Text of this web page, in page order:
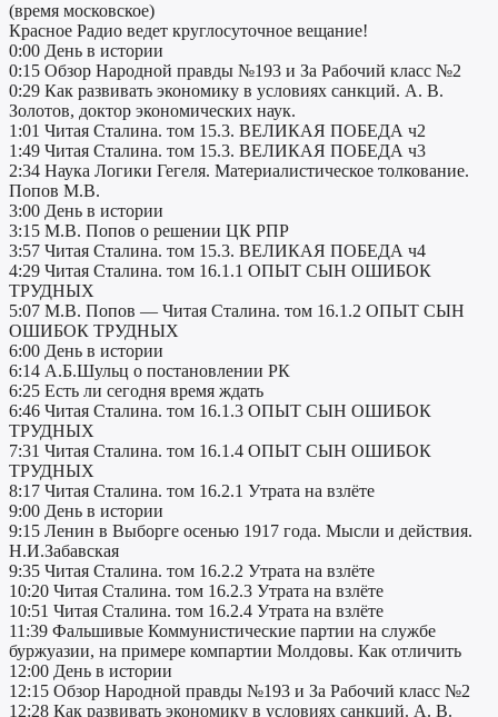
(время московское)
Красное Радио ведет круглосуточное вещание!
0:00 День в истории
0:15 Обзор Народной правды №193 и За Рабочий класс №2
0:29 Как развивать экономику в условиях санкций. А. В.
Золотов, доктор экономических наук.
1:01 Читая Сталина. том 15.3. ВЕЛИКАЯ ПОБЕДА ч2
1:49 Читая Сталина. том 15.3. ВЕЛИКАЯ ПОБЕДА ч3
2:34 Наука Логики Гегеля. Материалистическое толкование.
Попов М.В.
3:00 День в истории
3:15 М.В. Попов о решении ЦК РПР
3:57 Читая Сталина. том 15.3. ВЕЛИКАЯ ПОБЕДА ч4
4:29 Читая Сталина. том 16.1.1 ОПЫТ СЫН ОШИБОК
ТРУДНЫХ
5:07 М.В. Попов — Читая Сталина. том 16.1.2 ОПЫТ СЫН
ОШИБОК ТРУДНЫХ
6:00 День в истории
6:14 А.Б.Шульц о постановлении РК
6:25 Есть ли сегодня время ждать
6:46 Читая Сталина. том 16.1.3 ОПЫТ СЫН ОШИБОК
ТРУДНЫХ
7:31 Читая Сталина. том 16.1.4 ОПЫТ СЫН ОШИБОК
ТРУДНЫХ
8:17 Читая Сталина. том 16.2.1 Утрата на взлёте
9:00 День в истории
9:15 Ленин в Выборге осенью 1917 года. Мысли и действия.
Н.И.Забавская
9:35 Читая Сталина. том 16.2.2 Утрата на взлёте
10:20 Читая Сталина. том 16.2.3 Утрата на взлёте
10:51 Читая Сталина. том 16.2.4 Утрата на взлёте
11:39 Фальшивые Коммунистические партии на службе
буржуазии, на примере компартии Молдовы. Как отличить
12:00 День в истории
12:15 Обзор Народной правды №193 и За Рабочий класс №2
12:28 Как развивать экономику в условиях санкций. А. В.